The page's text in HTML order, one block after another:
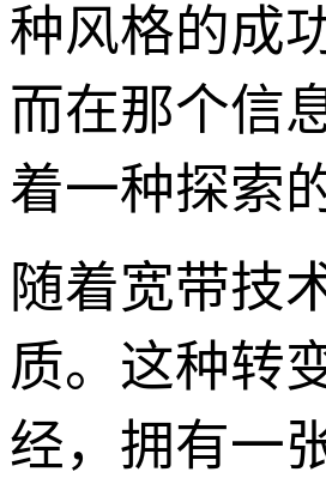
种风格的成
而在那个信
着一种探索
随着宽带技
质。这种转
经，拥有一